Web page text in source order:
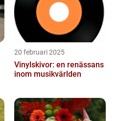
20 februari 2025
Vinylskivor: en renässans
inom musikvärlden